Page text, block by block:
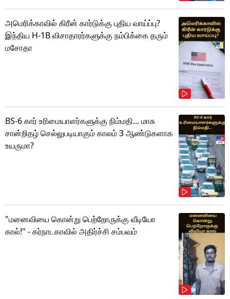
அமெரிக்காவில் கிரீன் கார்டுக்கு புதிய வாய்ப்பு?
இந்திய H-1B விசாதாரர்களுக்கு நம்பிக்கை தரும்
மசோதா
BS-6 கார் உரிமையாளர்களுக்கு நிம்மதி... மாசு
சான்றிதழ் செல்லுபடியாகும் காலம் 3 ஆண்டுகளாக
உயருமா?
"மனைவியை கொன்று பெற்றோருக்கு வீடியோ
கால்!" - கர்நாடகாவில் அதிர்ச்சி சம்பவம்